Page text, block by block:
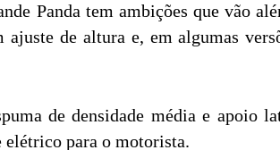
Panda tem ambições que vão
de altura e, em algumas
de densidade média e apoio
elétrico para o motorista.